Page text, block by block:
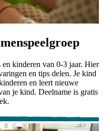
en kinderen van 0-3 jaar. Hier
en tips delen. Je kind
en leert nieuwe
je kind. Deelname is gratis